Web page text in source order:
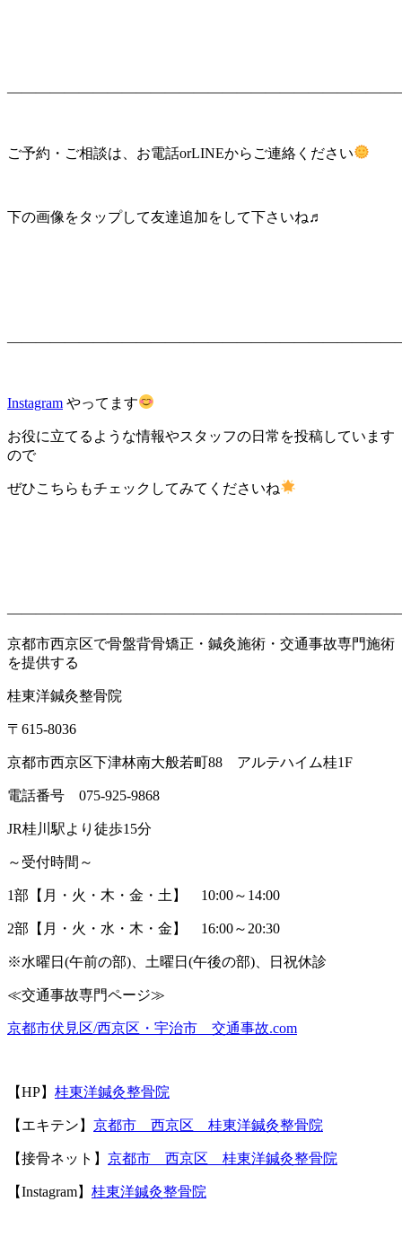
ご予約・ご相談は、お電話orLINEからご連絡ください
下の画像をタップして友達追加をして下さいね♬
Instagram やってます
お役に立てるような情報やスタッフの日常を投稿しています
ので
ぜひこちらもチェックしてみてくださいね
京都市西京区で骨盤背骨矯正・鍼灸施術・交通事故専門施術
を提供する
桂東洋鍼灸整骨院
〒 615-8036
京都市西京区下津林南大般若町88 アルテハイム桂1F
電話番号 075-925-9868
JR桂川駅より徒歩15分
～受付時間～
1部【月・火・木・金・土】 10:00～ 14:00
2部【月・火・水・木・金】 16:00～ 20:30
※水曜日 (午前の部) 、土曜日 (午後の部) 、日祝休診
≪交通事故専門ページ≫
京都市伏見区/西京区・宇治市 交通事故.com
【HP】 桂東洋鍼灸整骨院
【エキテン】 京都市 西京区 桂東洋鍼灸整骨院
【接骨ネット】 京都市 西京区 桂東洋鍼灸整骨院
【Instagram】 桂東洋鍼灸整骨院